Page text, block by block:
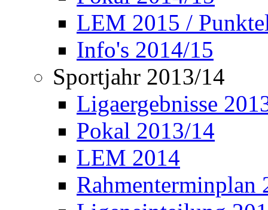
LEM 2015 /
Info's 2014/15
Sportjahr 2013/14
Ligaergebnisse
Pokal 2013/14
LEM 2014
Rahmenterminplan